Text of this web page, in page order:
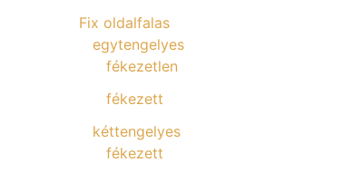
Fix oldalfalas
egytengelyes
fékezetlen
fékezett
kéttengelyes
fékezett